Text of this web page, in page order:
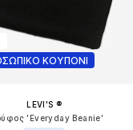
ΚΟΥΠΟΝΙ
LEVI'S ®
'Everyday Beanie'